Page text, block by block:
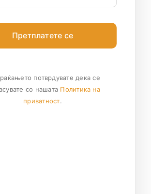
Претплатете се
потврдувате дека се
со нашата Политика на
приватност.